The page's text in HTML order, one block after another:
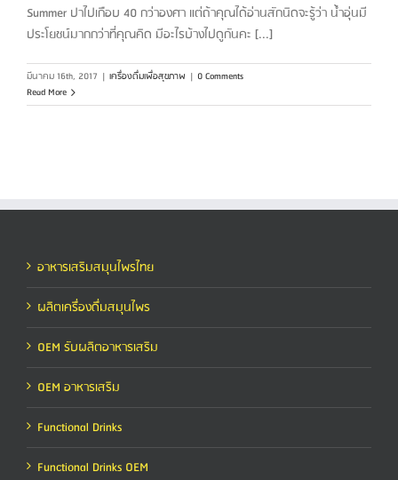
Summer ปาไปเกือบ 40 กว่าองศา แต่ถ้าคุณได้อ่านสักนิดจะรู้ว่า น้ำอุ่นมี
ประโยชน์มากกว่าที่คุณคิด มีอะไรบ้างไปดูกันคะ [...]
มีนาคม 16th, 2017 | เครื่องดื่มเพื่อสุขภาพ | 0 Comments
Read More
อาหารเสริมสมุนไพรไทย
ผลิตเครื่องดื่มสมุนไพร
OEM รับผลิตอาหารเสริม
OEM อาหารเสริม
Functional Drinks
Functional Drinks OEM